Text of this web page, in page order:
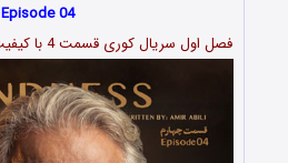
Episode 04
فصل اول سریال کوری قسمت 4 با کیفیت 1080p & 720p & 480p